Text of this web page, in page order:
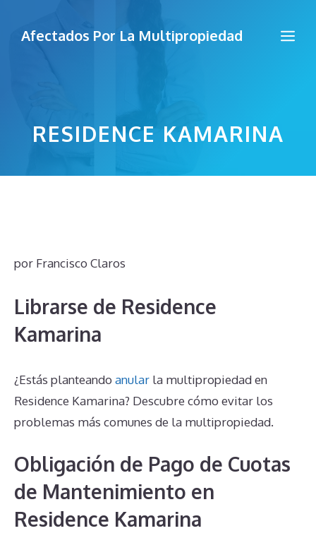
Afectados Por La Multipropiedad
RESIDENCE KAMARINA
por Francisco Claros
Librarse de Residence
Kamarina
¿Estás planteando anular la multipropiedad en
Residence Kamarina? Descubre cómo evitar los
problemas más comunes de la multipropiedad.
Obligación de Pago de Cuotas
de Mantenimiento en
Residence Kamarina